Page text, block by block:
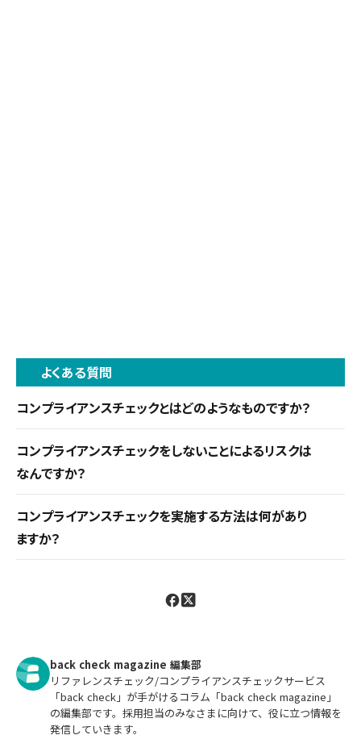
よくある質問
コンプライアンスチェックとはどのようなものですか？
企業や団体が遵守すべき法令・規範・ガイドラインが
適切に守られているかを確認・評価するプロセスで
す。法的リスクの回避・企業の信用維持・内部統制の
確認を目的に実施されます。
コンプライアンスチェックをしないことによるリスクは
なんですか？
法令や規制に適合していない商品やサービスを提
供してしまうことによる契約違反、法令違反、取引停
止、上場廃止などのリスクがあります。また、企業の
コンプライアンスチェックを実施する方法は何があり
ますか？
る、業界団体や公的機関が提供するチェックリストや
ます。back check magazine 編集部
リファレンスチェック/コンプライアンスチェックサービス
「back check」が手がけるコラム「back check magazine」
の編集部です。採用担当のみなさまに向けて、役に立つ情報を
発信していきます。